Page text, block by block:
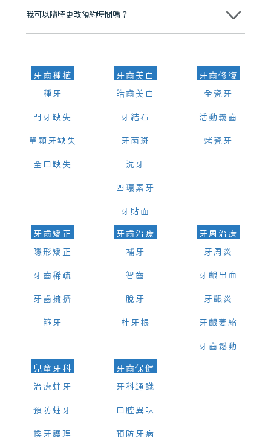
我可以隨時更改預約時間嗎？
可以，請盡早通過wechat或whatsapp聯絡我們，告知我們你原本預約
牙齒種植
種牙
門牙缺失
單顆牙缺失
全口缺失
牙齒美白
皓齒美白
牙結石
牙菌斑
洗牙
四環素牙
牙貼面
牙齒修復
全瓷牙
活動義齒
烤瓷牙
牙齒矯正
隱形矯正
牙齒稀疏
牙齒擁擠
箍牙
牙齒治療
補牙
智齒
脫牙
杜牙根
牙周治療
牙周炎
牙齦出血
牙齦炎
牙齦萎縮
牙齒鬆動
兒童牙科
治療蛀牙
預防蛀牙
換牙護理
牙齒保健
牙科通識
口腔異味
預防牙病